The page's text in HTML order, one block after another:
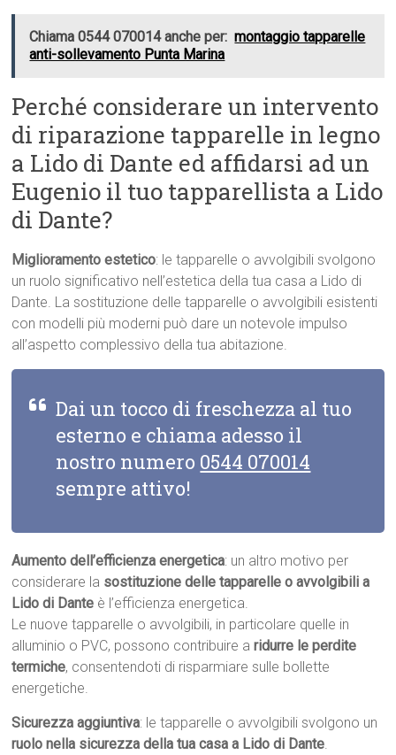
Chiama 0544 070014 anche per: montaggio tapparelle
anti-sollevamento Punta Marina
Perché considerare un intervento
di riparazione tapparelle in legno
a Lido di Dante ed affidarsi ad un
Eugenio il tuo tapparellista a Lido
di Dante?
Miglioramento estetico: le tapparelle o avvolgibili svolgono
un ruolo significativo nell’estetica della tua casa a Lido di
Dante. La sostituzione delle tapparelle o avvolgibili esistenti
con modelli più moderni può dare un notevole impulso
all’aspetto complessivo della tua abitazione.
Dai un tocco di freschezza al tuo
esterno e chiama adesso il
nostro numero 0544 070014
sempre attivo!
Aumento dell’efficienza energetica: un altro motivo per
considerare la sostituzione delle tapparelle o avvolgibili a
Lido di Dante è l’efficienza energetica.
Le nuove tapparelle o avvolgibili, in particolare quelle in
alluminio o PVC, possono contribuire aridurre le perdite
termiche, consentendoti di risparmiare sulle bollette
energetiche.
Sicurezza aggiuntiva: le tapparelle o avvolgibili svolgono un
ruolo nella sicurezza della tua casa a Lido di Dante.